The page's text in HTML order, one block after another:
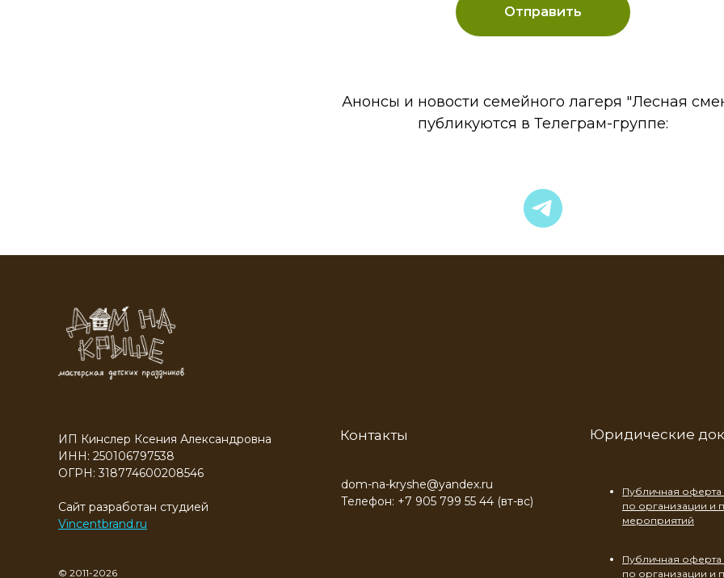
Отправить
Анонсы и новости семейного лагеря "Лесная
публикуются в Телеграм-группе:
© 2011-2026
dom-na-kryshe@yandex.ru
Телефон: +7 905 799 55 44 (вт-вс)
Юридические
Контакты
Публичная оферта
по организации и
мероприятий
Публичная оферта
по организации и
ИП Кинслер Ксения Александровна
ИНН: 250106797538
ОГРН: 318774600208546
Сайт разработан студией
Vincentbrand.ru